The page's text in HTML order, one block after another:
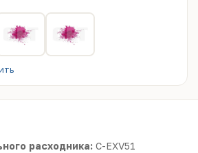
расходника: C-EXV51